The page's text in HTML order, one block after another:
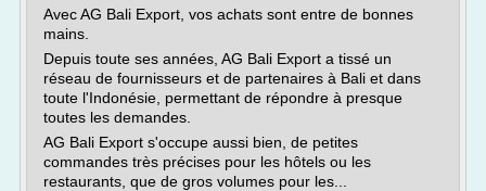
Avec AG Bali Export, vos achats sont entre de bonnes
mains.
Depuis toute ses années, AG Bali Export a tissé un
réseau de fournisseurs et de partenaires à Bali et dans
toute l'Indonésie, permettant de répondre à presque
toutes les demandes.
AG Bali Export s'occupe aussi bien, de petites
commandes très précises pour les hôtels ou les
restaurants, que de gros volumes pour les...